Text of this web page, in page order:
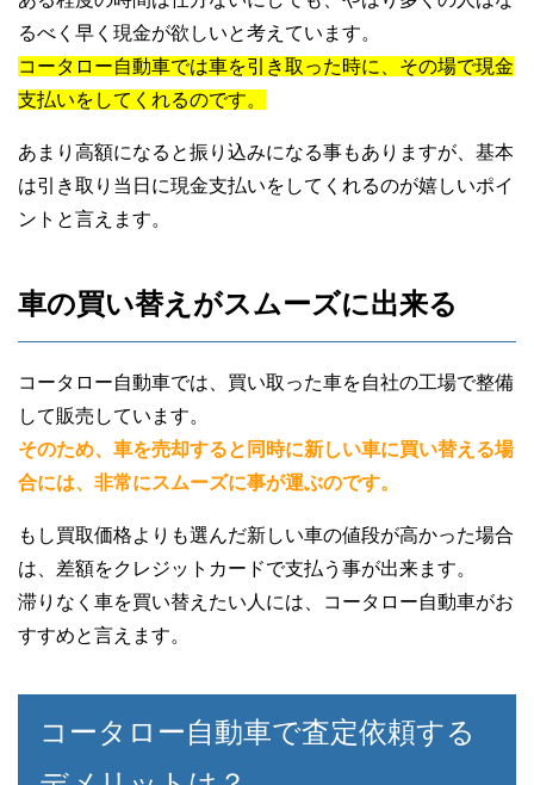
るべく早く現金が欲しいと考えています。
コータロー自動車では車を引き取った時に、その場で現金
支払いをしてくれるのです。
あまり高額になると振り込みになる事もありますが、基本
は引き取り当日に現金支払いをしてくれるのが嬉しいポイ
ントと言えます。
車の買い替えがスムーズに出来る
コータロー自動車では、買い取った車を自社の工場で整備
して販売しています。
そのため、車を売却すると同時に新しい車に買い替える場
合には、非常にスムーズに事が運ぶのです。
もし買取価格よりも選んだ新しい車の値段が高かった場合
は、差額をクレジットカードで支払う事が出来ます。
滞りなく車を買い替えたい人には、コータロー自動車がお
すすめと言えます。
コータロー自動車で査定依頼する